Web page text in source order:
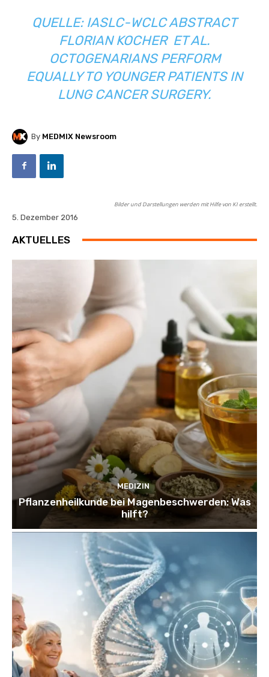
QUELLE: IASLC-WCLC ABSTRACT
FLORIAN KOCHER ET AL.
OCTOGENARIANS PERFORM
EQUALLY TO YOUNGER PATIENTS IN
LUNG CANCER SURGERY.
By MEDMIX Newsroom
Bilder und Darstellungen werden mit Hilfe von KI erstellt.
5. Dezember 2016
AKTUELLES
MEDIZIN
Pflanzenheilkunde bei Magenbeschwerden: Was
hilft?